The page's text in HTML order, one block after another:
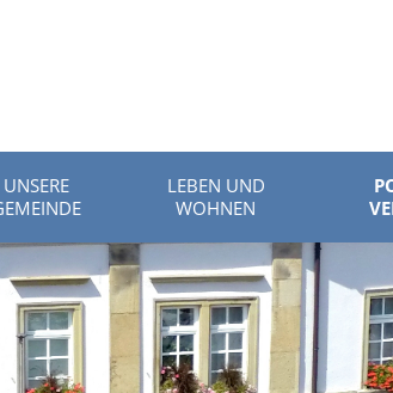
UNSERE
LEBEN UND
WOHNEN